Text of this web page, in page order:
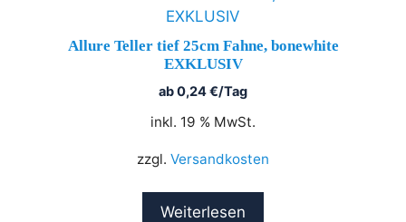
Allure Teller tief 25cm Fahne, bonewhite
EXKLUSIV
ab0,24€/Tag
inkl. 19 % MwSt.
zzgl. Versandkosten
Weiterlesen